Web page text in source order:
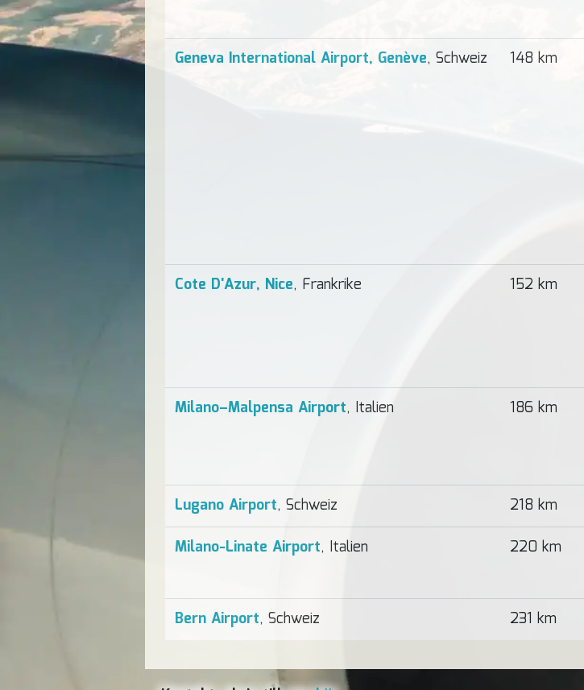
Geneva International Airport, Genève, Schweiz 148 km
Cote D'Azur, Nice, Frankrike 152 km
Milano–Malpensa Airport, Italien 186 km
Lugano Airport, Schweiz 218 km
Milano-Linate Airport, Italien 220 km
Bern Airport, Schweiz 231 km